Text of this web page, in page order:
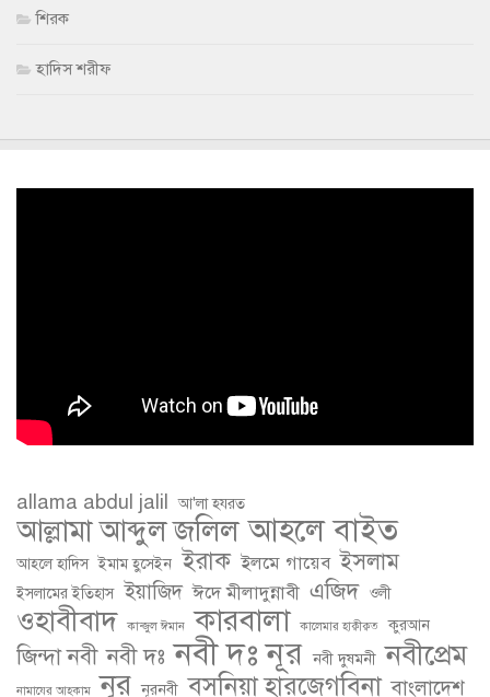
শিরক
হাদিস শরীফ
allama abdul jalil আ'লা হযরত
আল্লামা আব্দুল জলিল আহলে বাইত
আহলে হাদিস ইমাম হুসেইন ইরাক ইলমে গায়েব ইসলাম
ইসলামের ইতিহাস ইয়াজিদ ঈদে মীলাদুন্নাবী এজিদ ওলী
ওহাবীবাদ কান্জুল ঈমান কারবালা কালেমার হাক্বীক্বত কুরআন
জিন্দা নবী নবী দঃ নবী দঃ নূর নবী দুষমনী নবীপ্রেম
নামাযের আহকাম নূর নূরনবী বসনিয়া হারজেগবিনা বাংলাদেশ